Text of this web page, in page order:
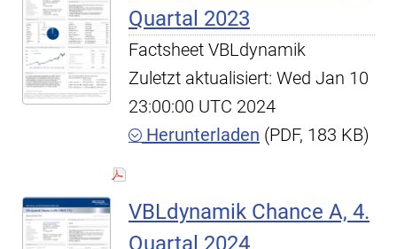
Quartal 2023
Factsheet VBLdynamik
Zuletzt aktualisiert: Wed Jan 10
23:00:00 UTC 2024
Herunterladen (PDF, 183 KB)
VBLdynamik Chance A, 4.
Quartal 2024